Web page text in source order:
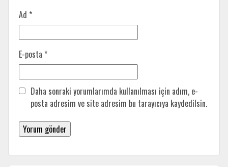
Ad *
E-posta *
Daha sonraki yorumlarımda kullanılması için adım, e-
posta adresim ve site adresim bu tarayıcıya kaydedilsin.